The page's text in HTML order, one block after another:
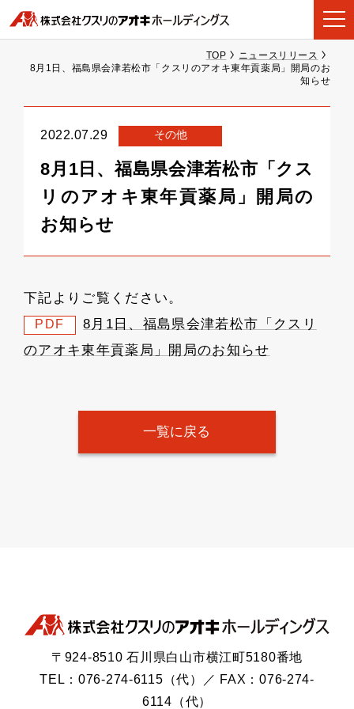
TOP
ニュースリリース
8月1日、福島県会津若松市「クスリのアオキ東年貢薬局」開局のお
知らせ
2022.07.29 その他
8月1日、福島県会津若松市「クス
リのアオキ東年貢薬局」開局の
お知らせ
下記よりご覧ください。
PDF
8月1日、福島県会津若松市「クスリ
のアオキ東年貢薬局」開局のお知らせ
一覧に戻る
〒924-8510 石川県白山市横江町5180番地
TEL：076-274-6115（代）／ FAX：076-274-
6114（代）